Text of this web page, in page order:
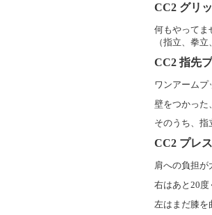
CC2 グリ
何もやってま
（指立、拳立
CC2 指先
ワンアームプ
壁をつかった
そのうち、指
CC2 プレ
肩への負担が
右はあと20度
左はまだ膝を